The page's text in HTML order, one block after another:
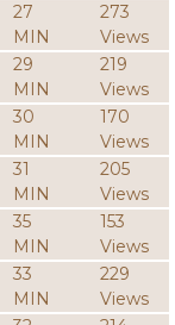
27
MIN
273
Views
29
MIN
219
Views
30
MIN
170
Views
31
MIN
205
Views
35
MIN
153
Views
33
MIN
229
Views